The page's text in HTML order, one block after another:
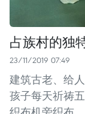
占族村的独
23/11/2019 07:49
建筑古老、给
孩子每天祈祷